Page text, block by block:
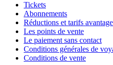
Tickets
Abonnements
Réductions et tarifs
Les points de vente
Le paiement sans contact
Conditions générales de
Conditions de vente